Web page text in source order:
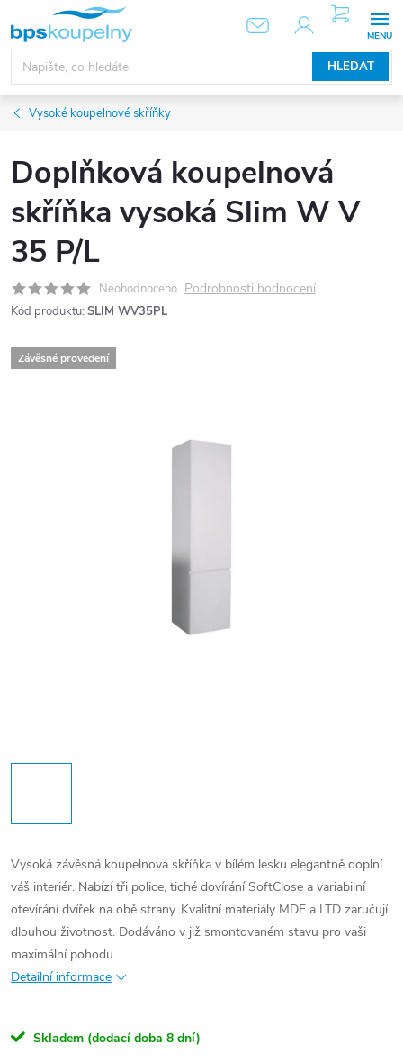
obsah
HLEDAT
NÁKUPNÍ
KOŠÍK
Vysoké koupelnové skříňky
Doplňková koupelnová
skříňka vysoká Slim W V
35 P/L
Neohodnoceno Podrobnosti hodnocení
Kód produktu: SLIM WV35PL
Závěsné provedení
Vysoká závěsná koupelnová skříňka v bílém lesku elegantně doplní
váš interiér. Nabízí tři police, tiché dovírání SoftClose a variabilní
otevírání dvířek na obě strany. Kvalitní materiály MDF a LTD zaručují
dlouhou životnost. Dodáváno v již smontovaném stavu pro vaši
maximální pohodu.
Detailní informace
Skladem (dodací doba 8 dní)